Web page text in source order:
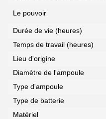
Le pouvoir
Durée de vie (heures)
Temps de travail (heures)
Lieu d'origine
Diamètre de l'ampoule
Type d'ampoule
Type de batterie
Matériel